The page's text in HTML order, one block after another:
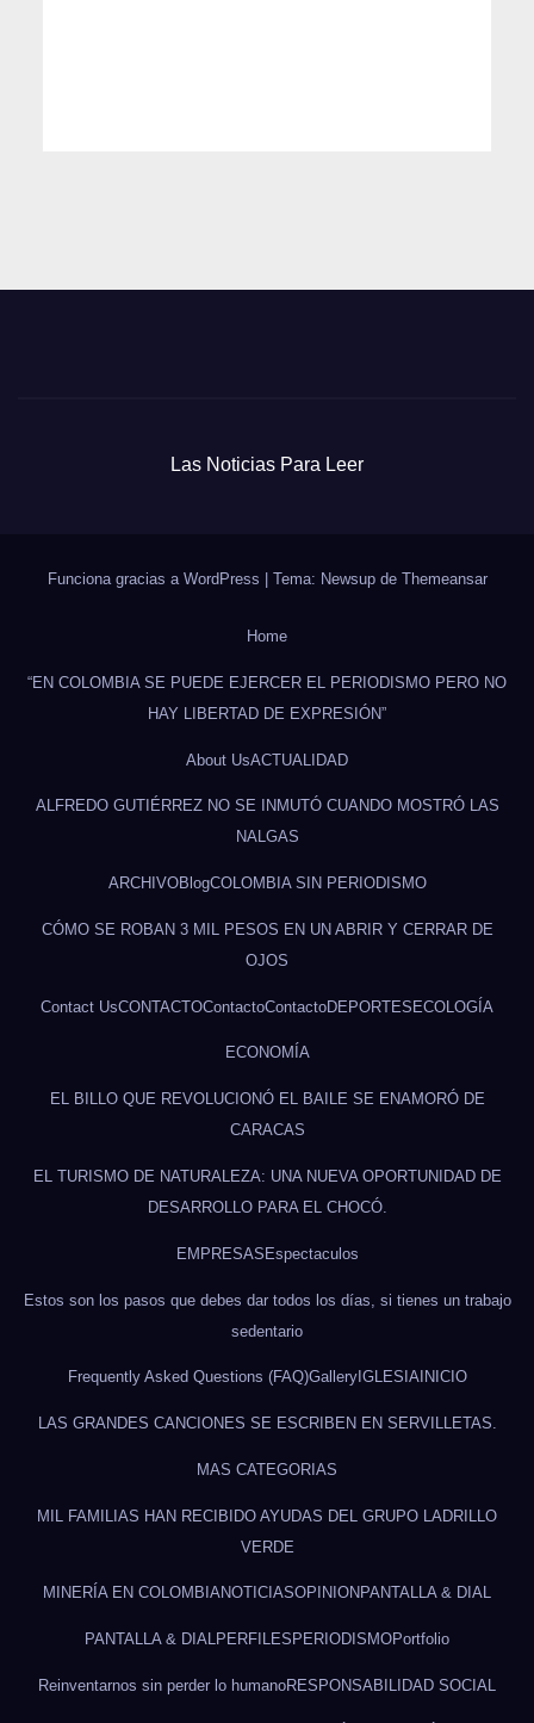
Las Noticias Para Leer
Funciona gracias a WordPress | Tema: Newsup de Themeansar
Home
“EN COLOMBIA SE PUEDE EJERCER EL PERIODISMO PERO NO
HAY LIBERTAD DE EXPRESIÓN”
About UsACTUALIDAD
ALFREDO GUTIÉRREZ NO SE INMUTÓ CUANDO MOSTRÓ LAS
NALGAS
ARCHIVOBlogCOLOMBIA SIN PERIODISMO
CÓMO SE ROBAN 3 MIL PESOS EN UN ABRIR Y CERRAR DE
OJOS
Contact UsCONTACTOContactoContactoDEPORTESECOLOGÍA
ECONOMÍA
EL BILLO QUE REVOLUCIONÓ EL BAILE SE ENAMORÓ DE
CARACAS
EL TURISMO DE NATURALEZA: UNA NUEVA OPORTUNIDAD DE
DESARROLLO PARA EL CHOCÓ.
EMPRESAS Espectaculos
Estos son los pasos que debes dar todos los días, si tienes un trabajo
sedentario
Frequently Asked Questions (FAQ)GalleryIGLESIAINICIO
LAS GRANDES CANCIONES SE ESCRIBEN EN SERVILLETAS.
MAS CATEGORIAS
MIL FAMILIAS HAN RECIBIDO AYUDAS DEL GRUPO LADRILLO
VERDE
MINERÍA EN COLOMBIANOTICIASOPINION PANTALLA & DIAL
PANTALLA & DIALPERFILES PERIODISMOPortfolio
Reinventarnos sin perder lo humanoRESPONSABILIDAD SOCIAL